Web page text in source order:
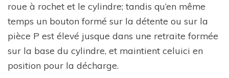
roue à rochet et le cylindre; tandis qu’en même
temps un bouton formé sur la détente ou sur la
pièce P est élevé jusque dans une retraite formée
sur la base du cylindre, et maintient celuici en
position pour la décharge.